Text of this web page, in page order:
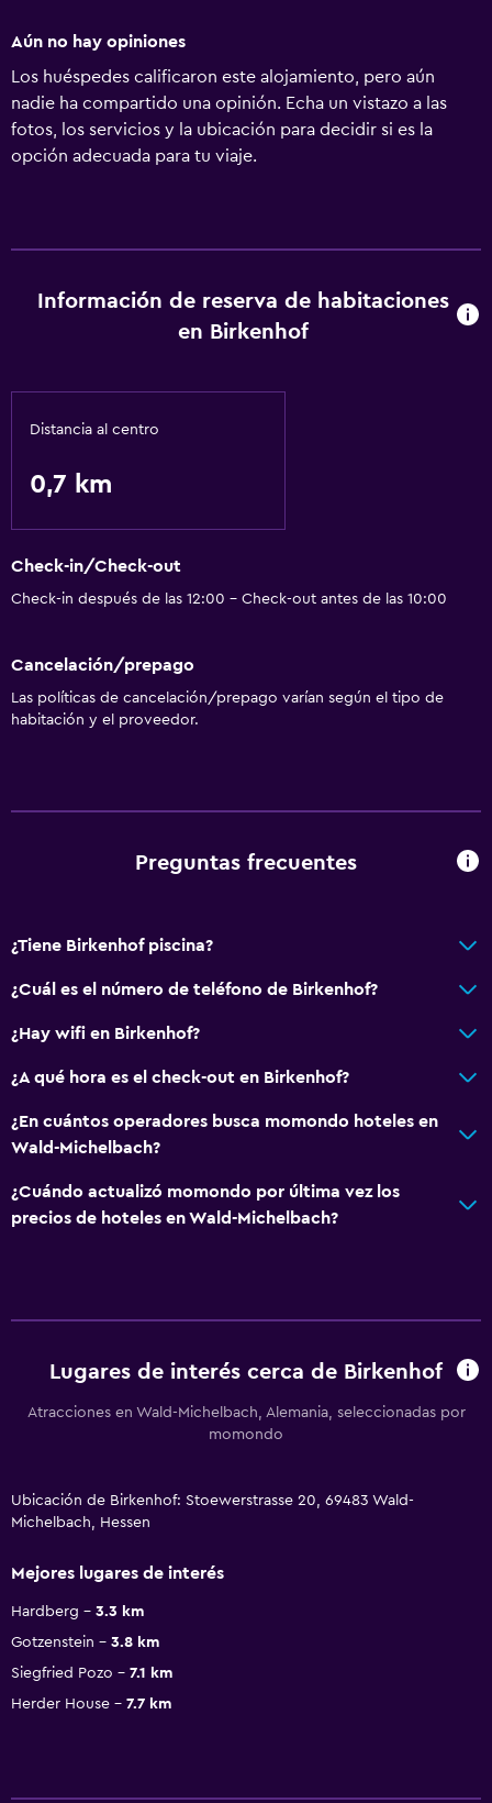
Aún no hay opiniones
Los huéspedes calificaron este alojamiento, pero aún
nadie ha compartido una opinión. Echa un vistazo a las
fotos, los servicios y la ubicación para decidir si es la
opción adecuada para tu viaje.
Información de reserva de habitaciones
en Birkenhof
Distancia al centro
0,7 km
Check-in/Check-out
Check-in después de las 12:00 - Check-out antes de las 10:00
Cancelación/prepago
Las políticas de cancelación/prepago varían según el tipo de
habitación y el proveedor.
Preguntas frecuentes
¿Tiene Birkenhof piscina?
¿Cuál es el número de teléfono de Birkenhof?
¿Hay wifi en Birkenhof?
¿A qué hora es el check-out en Birkenhof?
¿En cuántos operadores busca momondo hoteles en
Wald-Michelbach?
¿Cuándo actualizó momondo por última vez los
precios de hoteles en Wald-Michelbach?
Lugares de interés cerca de Birkenhof
Atracciones en Wald-Michelbach, Alemania, seleccionadas por
momondo
Ubicación de Birkenhof: Stoewerstrasse 20, 69483 Wald-
Michelbach, Hessen
Mejores lugares de interés
Hardberg
3.3 km
Gotzenstein
3.8 km
Siegfried Pozo
7.1 km
Herder House
7.7 km